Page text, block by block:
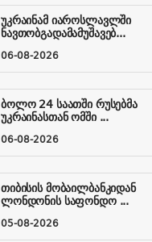
უკრაინამ იაროსლავლში
ნავთობგადამამუშავებ...
06-08-2026
ბოლო 24 საათში რუსებმა
უკრაინასთან ომში ...
06-08-2026
თიბისის მობაილბანკიდან
ლონდონის საფონდო ...
05-08-2026